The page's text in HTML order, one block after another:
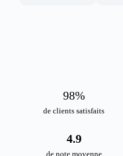
de clients satisfaits
98%
de note moyenne
4.9